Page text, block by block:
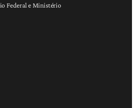
Federal e Ministério